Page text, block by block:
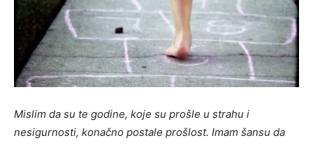
Mislim da su te godine, koje su prošle u strahu i
nesigurnosti, konačno postale prošlost. Imam šansu da